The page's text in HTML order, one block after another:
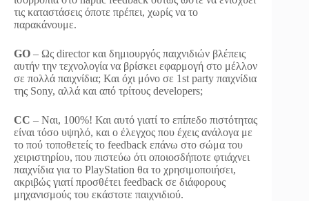
τις καταστάσεις όποτε πρέπει, χωρίς να το
παρακάνουμε.
GO – Ως director και δημιουργός παιχνιδιών βλέπεις
αυτήν την τεχνολογία να βρίσκει εφαρμογή στο μέλλον
σε πολλά παιχνίδια; Και όχι μόνο σε 1st party παιχνίδια
της Sony, αλλά και από τρίτους developers;
CC – Ναι, 100%! Και αυτό γιατί το επίπεδο πιστότητας
είναι τόσο υψηλό, και ο έλεγχος που έχεις ανάλογα με
το πού τοποθετείς το feedback επάνω στο σώμα του
χειριστηρίου, που πιστεύω ότι οποιοσδήποτε φτιάχνει
παιχνίδια για το PlayStation θα το χρησιμοποιήσει,
ακριβώς γιατί προσθέτει feedback σε διάφορους
μηχανισμούς του εκάστοτε παιχνιδιού.